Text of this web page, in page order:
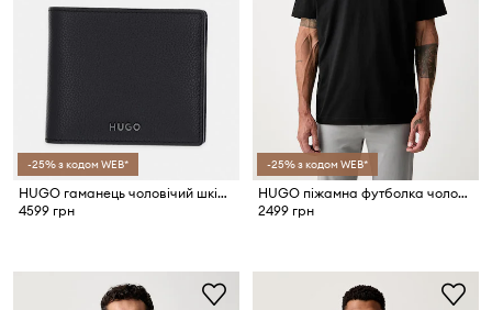
-25% з кодом WEB*
HUGO гаманець чоловічий шкіряний HUKE_4cc Coin
4599 грн
-25% з кодом WEB*
HUGO піжамна футболка чоловіча бавовняна EZRA T-SHIRT
2499 грн